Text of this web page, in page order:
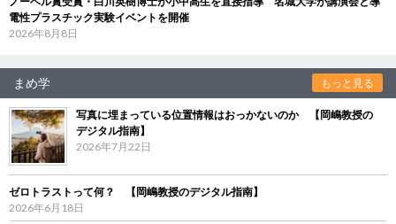
電性プラスチック実験イベントを開催
2026年8月8日
まめ学 もっと見る
写真に埋まっている位置情報はおっかないのか 【岡嶋教授の
デジタル指南】
2026年7月22日
ゼロトラストって何？ 【岡嶋教授のデジタル指南】
2026年6月18日